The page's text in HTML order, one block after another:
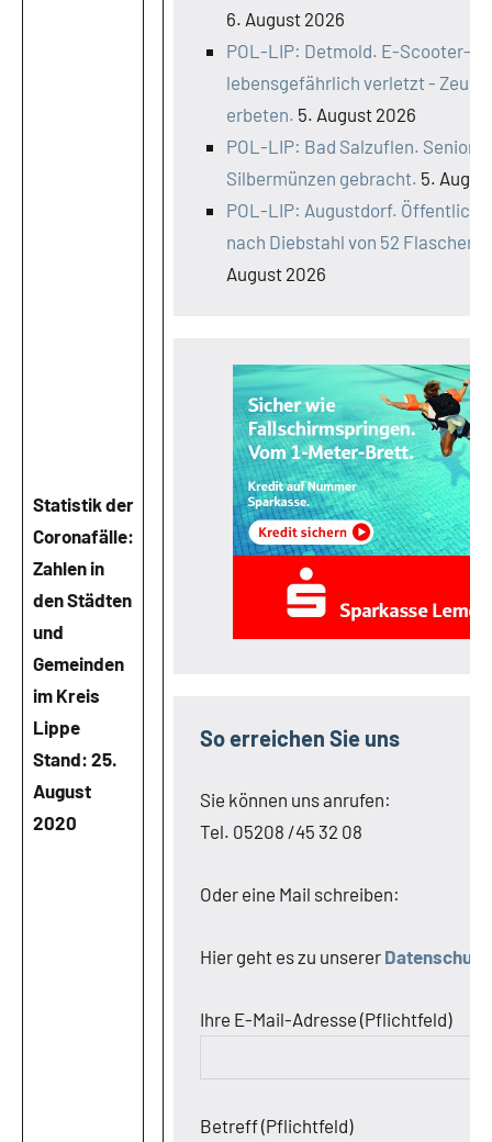
Statistik der
Coronafälle:
Zahlen in
den Städten
und
Gemeinden
im Kreis
Lippe
Stand: 25.
August
2020
6. August 2026
POL-LIP: Detmold. E-Scooter-
lebensgefährlich verletzt -
erbeten. 5. August 2026
POL-LIP: Bad Salzuflen. Senior
Silbermünzen gebracht. 5.
POL-LIP: Augustdorf.
nach Diebstahl von 52 Flaschen
August 2026
So erreichen Sie uns
Sie können uns anrufen:
Tel. 05208 /45 32 08
Oder eine Mail schreiben:
Hier geht es zu unserer
Ihre E-Mail-Adresse (Pflichtfeld)
Betreff (Pflichtfeld)